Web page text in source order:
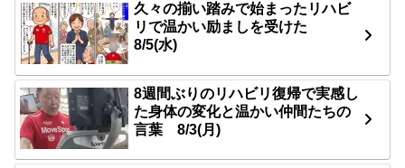
久々の揃い踏みで始まったリハビ
リで温かい励ましを受けた
8/5(水)
8週間ぶりのリハビリ復帰で実感し
た身体の変化と温かい仲間たちの
言葉 8/3(月)